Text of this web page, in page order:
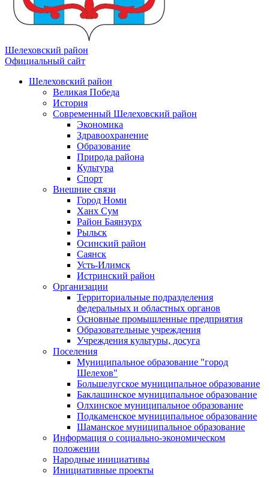
Шелеховский район
Официальный сайт
Шелеховский район
Великая Победа
История
Современный Шелеховский район
Экономика
Здравоохранение
Образование
Природа района
Культура
Спорт
Внешние связи
Город Номи
Ханх Сум
Район Баянзурх
Рыльск
Осинский район
Саянск
Усть-Илимск
Истринский район
Организации
Территориальные подразделения
федеральных и областных органов
Основные промышленные предприятия
Образовательные учреждения
Учреждения культуры, досуга
Поселения
Муниципальное образование "город
Шелехов"
Большелугское муниципальное образование
Баклашинское муниципальное образование
Олхинское муниципальное образование
Подкаменское муниципальное образование
Шаманское муниципальное образование
Информация о социально-экономическом
положении
Народные инициативы
Инициативные проекты